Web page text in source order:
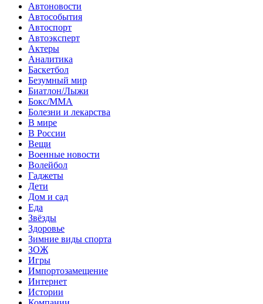
Автоновости
Автособытия
Автоспорт
Автоэксперт
Актеры
Аналитика
Баскетбол
Безумный мир
Биатлон/Лыжи
Бокс/MMA
Болезни и лекарства
В мире
В России
Вещи
Военные новости
Волейбол
Гаджеты
Дети
Дом и сад
Еда
Звёзды
Здоровье
Зимние виды спорта
ЗОЖ
Игры
Импортозамещение
Интернет
Истории